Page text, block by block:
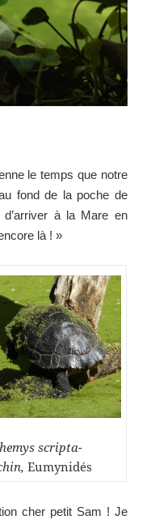
le temps que notre
fond de la poche de
à la Mare en
là ! »
scripta-
Eumynidés
cher petit Sam ! Je